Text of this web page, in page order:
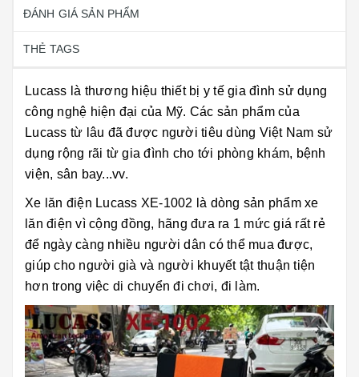
ĐÁNH GIÁ SẢN PHẨM
THẺ TAGS
Lucass là thương hiệu thiết bị y tế gia đình sử dụng
công nghệ hiện đại của Mỹ. Các sản phẩm của
Lucass từ lâu đã được người tiêu dùng Việt Nam sử
dụng rộng rãi từ gia đình cho tới phòng khám, bệnh
viện, sân bay...vv.
Xe lăn điện Lucass XE-1002 là dòng sản phẩm xe
lăn điện vì cộng đồng, hãng đưa ra 1 mức giá rất rẻ
để ngày càng nhiều người dân có thể mua được,
giúp cho người già và người khuyết tật thuận tiện
hơn trong việc di chuyển đi chơi, đi làm.